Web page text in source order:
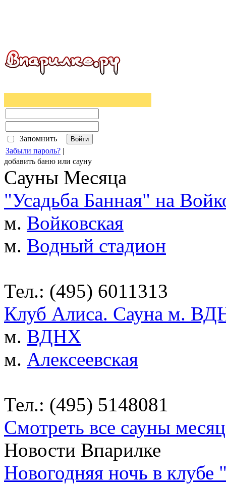
Запомнить
Забыли пароль? |
добавить баню или сауну
Сауны Месяца
"Усадьба Банная" на
м. Войковская
м. Водный стадион
Тел.: (495) 6011313
Клуб Алиса. Сауна м.
м. ВДНХ
м. Алексеевская
Тел.: (495) 5148081
Смотреть все сауны
Новости Впарилке
Новогодняя ночь в